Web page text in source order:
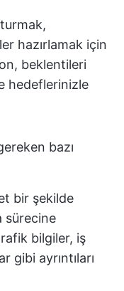
hazırlamak için
beklentileri
hedeflerinizle
bazı
bir şekilde
sürecine
bilgiler, iş
gibi ayrıntıları